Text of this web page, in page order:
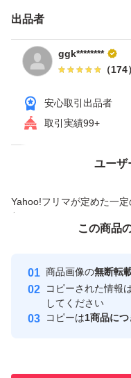
出品者
ggk********
（174）
安心取引出品者
取引実績99+
ユーザ
Yahoo!フリマが定めた一
付与しています
安心取引出品者
取引実績
価格の相談
この商品
商品画像の無断転
コピーされた情報
してください
コピーは1商品につ
この商品をみている人